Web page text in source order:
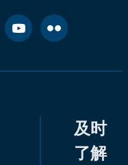
及时
了解